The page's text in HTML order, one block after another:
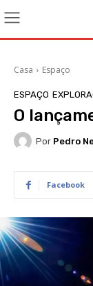
Casa Espaço
ESPAÇO
O
Por Pedro
Facebook